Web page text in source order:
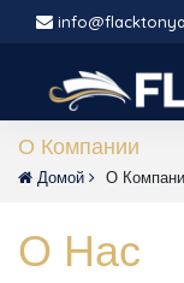
О Компании
Домой О
О Нас